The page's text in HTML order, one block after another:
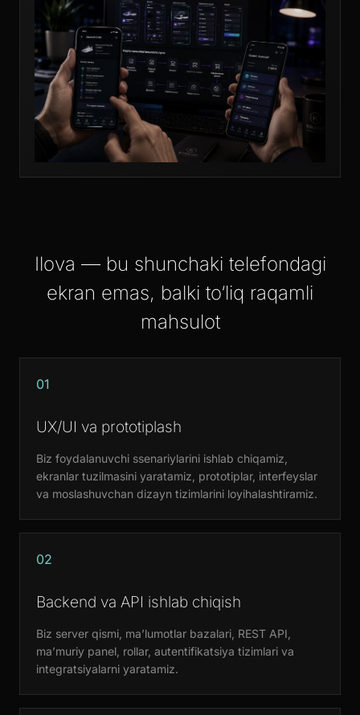
Ilova — bu shunchaki telefondagi
ekran emas, balki to‘liq raqamli
mahsulot
01
UX/UI va prototiplash
Biz foydalanuvchi ssenariylarini ishlab chiqamiz,
ekranlar tuzilmasini yaratamiz, prototiplar, interfeyslar
va moslashuvchan dizayn tizimlarini loyihalashtiramiz.
02
Backend va API ishlab chiqish
Biz server qismi, ma’lumotlar bazalari, REST API,
ma’muriy panel, rollar, autentifikatsiya tizimlari va
integratsiyalarni yaratamiz.